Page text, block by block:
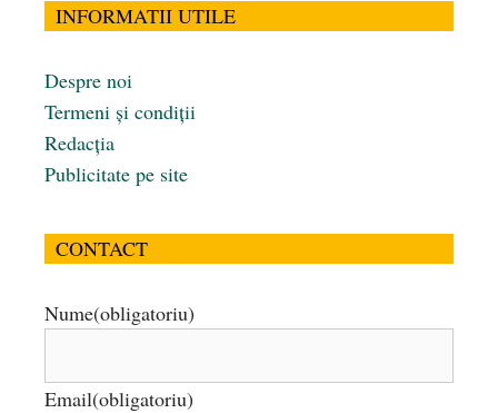
INFORMATII UTILE
Despre noi
Termeni și condiții
Redacția
Publicitate pe site
CONTACT
Nume(obligatoriu)
Email(obligatoriu)